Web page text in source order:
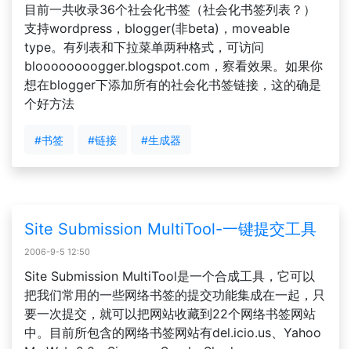
目前一共收录36个社会化书签（社会化书签列表？）
支持wordpress，blogger(非beta)，moveable
type。有列表和下拉菜单两种格式，可访问
bloooooooogger.blogspot.com，察看效果。如果你
想在blogger下添加所有的社会化书签链接，这的确是
个好方法
#书签 #链接 #生成器
Site Submission MultiTool-一键提交工具
2006-9-5 12:50
Site Submission MultiTool是一个合成工具，它可以
把我们常用的一些网络书签的提交功能集成在一起，只
要一次提交，就可以把网站收藏到22个网络书签网站
中。目前所包含的网络书签网站有del.icio.us、Yahoo